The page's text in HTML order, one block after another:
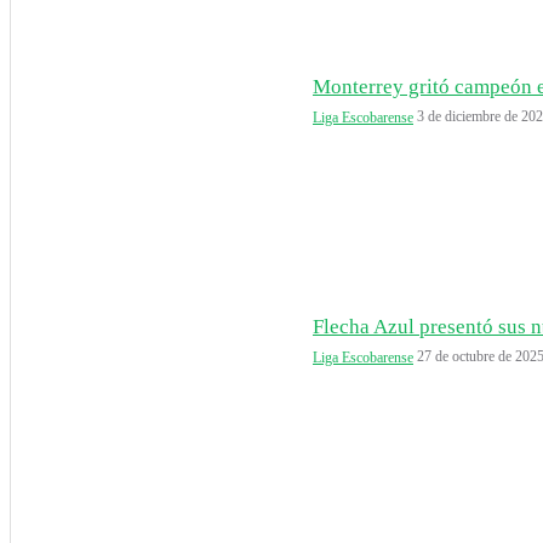
Monterrey gritó campeón
Liga Escobarense 3 de diciembre de
Flecha Azul presentó sus
Liga Escobarense 27 de octubre de 2025